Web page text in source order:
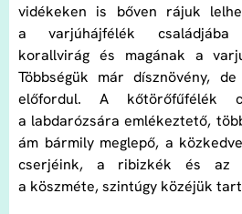
vidékeken is bőven rájuk
a varjúhájfélék
korallvirág és magának a
Többségük már dísznövény,
előfordul. A kőtörőfűfélék
a labdarózsára emlékeztető,
ám bármily meglepő, a
cserjéink, a ribizkék és az
a köszméte, szintúgy közéjük